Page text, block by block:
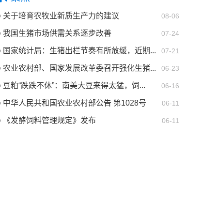
08-06
关于培育农牧业新质生产力的建议
07-24
我国生猪市场供需关系逐步改善
07-21
国家统计局：生猪出栏节奏有所放缓，近期...
06-23
农业农村部、国家发展改革委召开强化生猪...
06-16
豆粕“跌跌不休”：南美大豆来得太猛，饲...
06-11
中华人民共和国农业农村部公告 第1028号
06-11
《发酵饲料管理规定》发布